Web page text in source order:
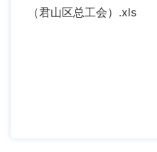
（君山区总工会）.xls